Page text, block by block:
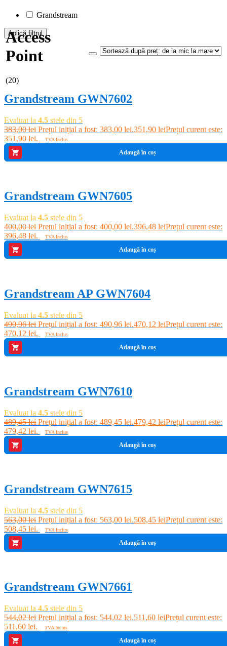
Grandstream
Aplică filtrul
Access
Point
(20)
Grandstream GWN7602
Evaluat la 4.5 stele din 5
383,00lei Prețul inițial a fost: 383,00 lei.351,90 leiPrețul curent este:
351,90 lei.
TVA Inclus
Adaugă în coș
Grandstream GWN7605
Evaluat la 4.5 stele din 5
400,00lei Prețul inițial a fost: 400,00 lei.396,48 leiPrețul curent este:
396,48 lei.
TVA Inclus
Adaugă în coș
Grandstream AP GWN7604
Evaluat la 4.5 stele din 5
490,96lei Prețul inițial a fost: 490,96 lei.470,12 leiPrețul curent este:
470,12 lei.
TVA Inclus
Adaugă în coș
Grandstream GWN7610
Evaluat la 4.5 stele din 5
489,45lei Prețul inițial a fost: 489,45 lei.479,42 leiPrețul curent este:
479,42 lei.
TVA Inclus
Adaugă în coș
Grandstream GWN7615
Evaluat la 4.5 stele din 5
563,00lei Prețul inițial a fost: 563,00 lei.508,45 leiPrețul curent este:
508,45 lei.
TVA Inclus
Adaugă în coș
Grandstream GWN7661
Evaluat la 4.5 stele din 5
544,02lei Prețul inițial a fost: 544,02 lei.511,60 leiPrețul curent este:
511,60 lei.
TVA Inclus
Adaugă în coș